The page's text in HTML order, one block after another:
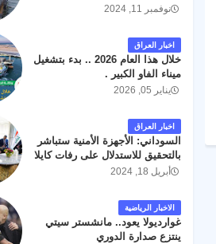
الخطوط الجوية العراقية السابق
البصرة الدولي اليوم الاثنين على
الطريق المؤدي من البوابة
الرئيسة الى صالة المسافرين .
حيث كان سبب الحادث يعود
لتصادم عجلته مع عجلة نوع كيا بنكو
مطار البصرة الدولي . سائلين الله
عز وجل ان يتغمد الفقيد بواسع
رحمته ، و انا لله وانا اليه راجعون .
نوفمبر 11, 2024
اخبار العراق
خلال هذا العام 2026 .. بدء بتشغيل
ميناء الفاو الكبير .
يناير 05, 2026
اخبار العراق
السوداني: الأجهزة الأمنية ستباشر
بالتحقيق للاستدلال على رفات كايلا
مولرأبريل 18, 2024
الاخبار الرياضية
غوارديولا يعود.. مانشستر سيتي
ينتزع صدارة الدوري